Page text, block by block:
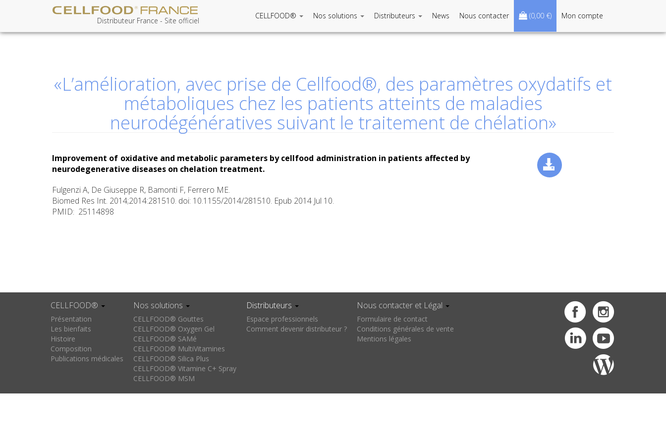
Distributeur France - Site officiel
CELLFOOD® Nos solutions Distributeurs News Nous contacter Mon compte
(0,00 €)
«L’amélioration, avec prise de Cellfood®, des paramètres oxydatifs et
métaboliques chez les patients atteints de maladies
neurodégénératives suivant le traitement de chélation»
Improvement of oxidative and metabolic parameters by cellfood administration in patients affected by
neurodegenerative diseases on chelation treatment.
Fulgenzi A, De Giuseppe R, Bamonti F, Ferrero ME.
Biomed Res Int. 2014;2014:281510. doi: 10.1155/2014/281510. Epub 2014 Jul 10.
PMID: 25114898
CELLFOOD®
Présentation
Les bienfaits
Histoire
Composition
Publications médicales
Nos solutions
CELLFOOD® Gouttes
CELLFOOD® Oxygen Gel
CELLFOOD® SAMé
CELLFOOD® MultiVitamines
CELLFOOD® Silica Plus
CELLFOOD® Vitamine C+ Spray
CELLFOOD® MSM
Distributeurs
Espace professionnels
Comment devenir distributeur ?
Nous contacter et Légal
Formulaire de contact
Conditions générales de vente
Mentions légales
FacebookInstagram
LinkedInYouTube
Blog